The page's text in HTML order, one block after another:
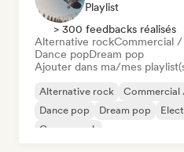
Playlist
> 300 feedbacks réalisés
Alternative rockCommercial /
Dance popDream pop
Ajouter dans ma/mes
Alternative rock Commercial
Dance pop
Dream pop
Garage rock